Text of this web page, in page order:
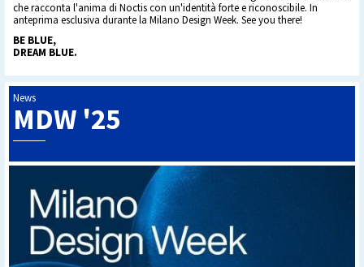
che racconta l'anima di Noctis con un'identità forte e riconoscibile. In
anteprima esclusiva durante la Milano Design Week. See you there!
BE BLUE,
DREAM BLUE.
News
MDW '25